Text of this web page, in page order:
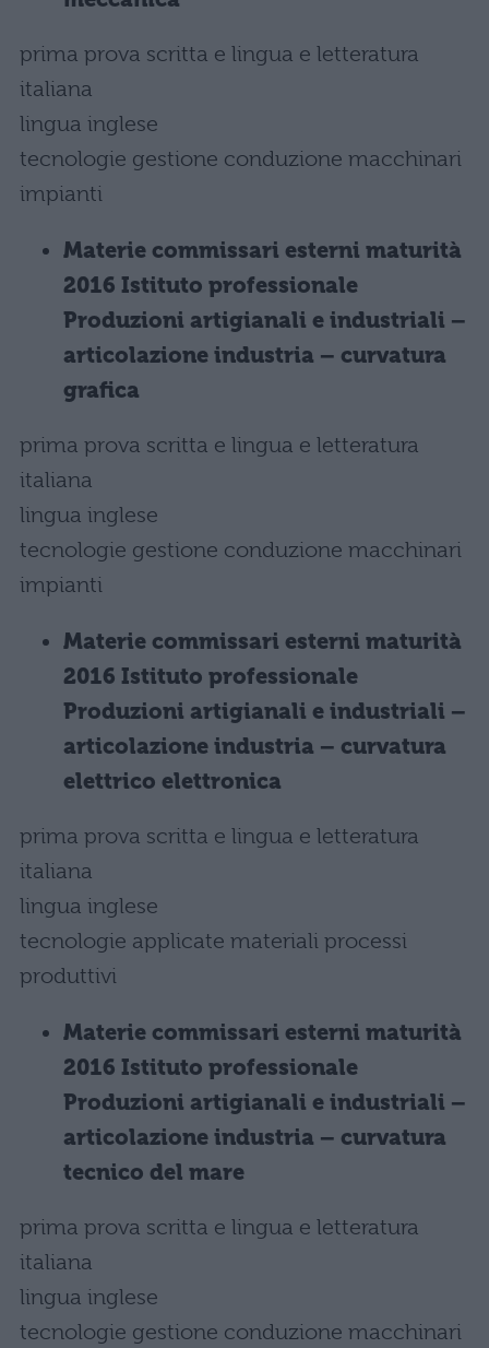
prima prova scritta e lingua e letteratura
italiana
lingua inglese
tecnologie gestione conduzione macchinari
impianti
Materie commissari esterni maturità
2016 Istituto professionale
Produzioni artigianali e industriali –
articolazione industria – curvatura
grafica
prima prova scritta e lingua e letteratura
italiana
lingua inglese
tecnologie gestione conduzione macchinari
impianti
Materie commissari esterni maturità
2016 Istituto professionale
Produzioni artigianali e industriali –
articolazione industria – curvatura
elettrico elettronica
prima prova scritta e lingua e letteratura
italiana
lingua inglese
tecnologie applicate materiali processi
produttivi
Materie commissari esterni maturità
2016 Istituto professionale
Produzioni artigianali e industriali –
articolazione industria – curvatura
tecnico del mare
prima prova scritta e lingua e letteratura
italiana
lingua inglese
tecnologie gestione conduzione macchinari